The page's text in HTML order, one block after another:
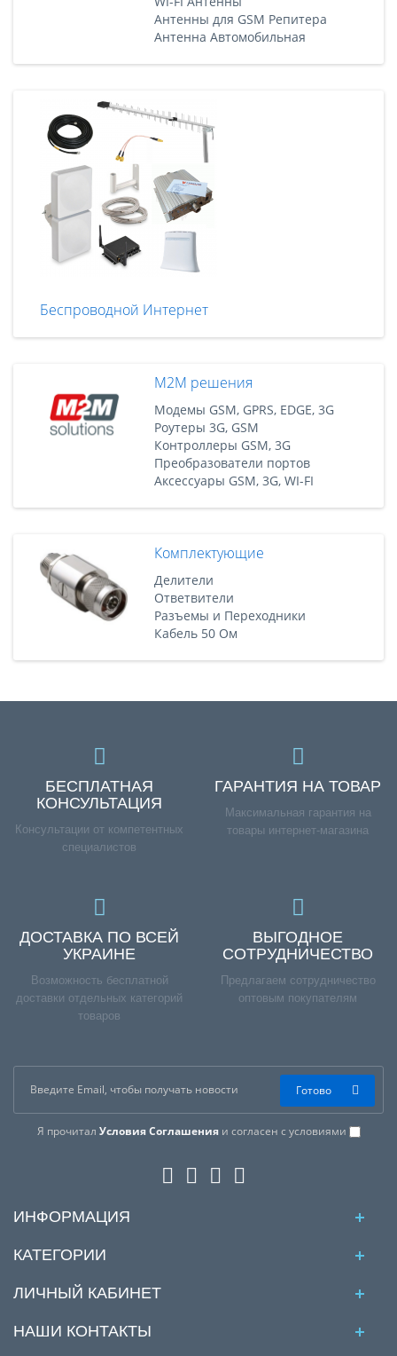
Антенны для GSM Репитера
Антенна Автомобильная
Беспроводной Интернет
M2M решения
Модемы GSM, GPRS, EDGE, 3G
Роутеры 3G, GSM
Контроллеры GSM, 3G
Преобразователи портов
Аксессуары GSM, 3G, WI-FI
Комплектующие
Делители
Ответвители
Разъемы и Переходники
Кабель 50 Ом
БЕСПЛАТНАЯ
КОНСУЛЬТАЦИЯ
Консультации от компетентных
специалистов
ГАРАНТИЯ НА ТОВАР
Максимальная гарантия на
товары интернет-магазина
ДОСТАВКА ПО ВСЕЙ
УКРАИНЕ
Возможность бесплатной
доставки отдельных категорий
товаров
ВЫГОДНОЕ
СОТРУДНИЧЕСТВО
Предлагаем сотрудничество
оптовым покупателям
Я прочитал Условия Соглашенияи согласен с условиями
Готово
ИНФОРМАЦИЯ
КАТЕГОРИИ
ЛИЧНЫЙ КАБИНЕТ
НАШИ КОНТАКТЫ